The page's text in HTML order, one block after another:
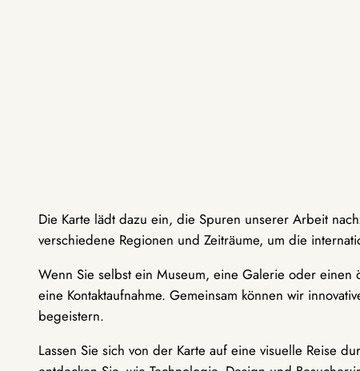
Die Karte lädt dazu ein, die Spuren unserer Arbeit
verschiedene Regionen und Zeiträume, um die
Wenn Sie selbst ein Museum, eine Galerie oder
eine Kontaktaufnahme. Gemeinsam können wir
begeistern.
Lassen Sie sich von der Karte auf eine visuelle Reise